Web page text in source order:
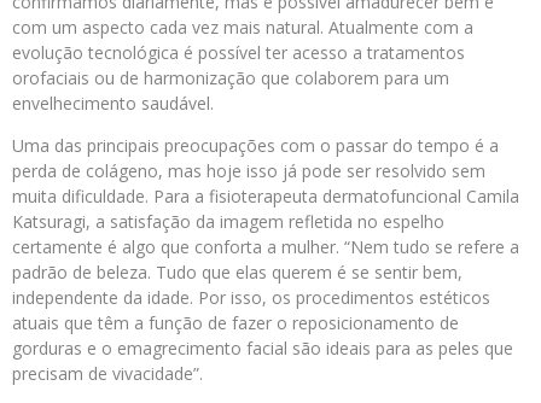
com um aspecto cada vez mais natural. Atualmente com a
evolução tecnológica é possível ter acesso a tratamentos
orofaciais ou de harmonização que colaborem para um
envelhecimento saudável.
Uma das principais preocupações com o passar do tempo é a
perda de colágeno, mas hoje isso já pode ser resolvido sem
muita dificuldade. Para a fisioterapeuta dermatofuncional Camila
Katsuragi, a satisfação da imagem refletida no espelho
certamente é algo que conforta a mulher. “Nem tudo se refere a
padrão de beleza. Tudo que elas querem é se sentir bem,
independente da idade. Por isso, os procedimentos estéticos
atuais que têm a função de fazer o reposicionamento de
gorduras e o emagrecimento facial são ideais para as peles que
precisam de vivacidade”.